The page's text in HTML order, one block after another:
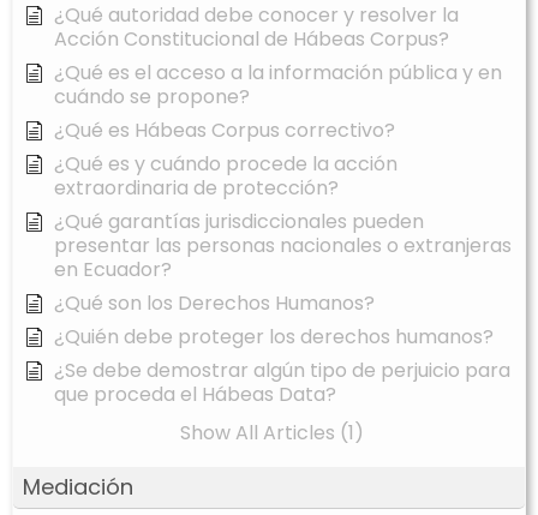
¿Qué autoridad debe conocer y resolver la
Acción Constitucional de Hábeas Corpus?
¿Qué es el acceso a la información pública y en
cuándo se propone?
¿Qué es Hábeas Corpus correctivo?
¿Qué es y cuándo procede la acción
extraordinaria de protección?
¿Qué garantías jurisdiccionales pueden
presentar las personas nacionales o extranjeras
en Ecuador?
¿Qué son los Derechos Humanos?
¿Quién debe proteger los derechos humanos?
¿Se debe demostrar algún tipo de perjuicio para
que proceda el Hábeas Data?
Show All Articles (1)
Mediación